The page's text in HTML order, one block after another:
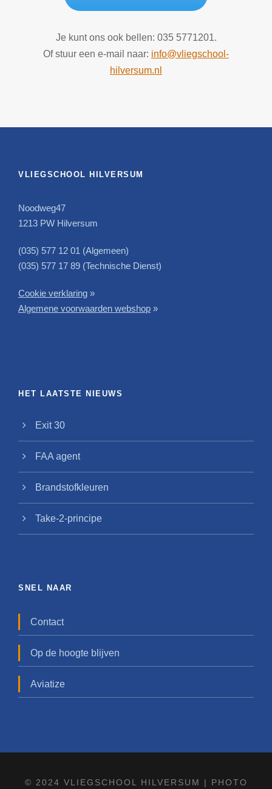
Je kunt ons ook bellen: 035 5771201.
Of stuur een e-mail naar: info@vliegschool-
hilversum.nl
VLIEGSCHOOL HILVERSUM
Noodweg47
1213 PW Hilversum
(035) 577 12 01 (Algemeen)
(035) 577 17 89 (Technische Dienst)
Cookie verklaring »
Algemene voorwaarden webshop »
HET LAATSTE NIEUWS
Exit 30
FAA agent
Brandstofkleuren
Take-2-principe
SNEL NAAR
Contact
Op de hoogte blijven
Aviatize
© 2024 VLIEGSCHOOL HILVERSUM | PHOTO